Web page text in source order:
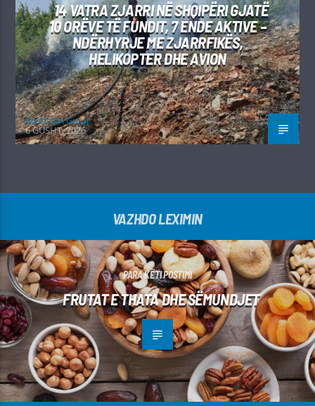
14 VATRA ZJARRI NË SHQIPËRI GJATË
10 ORËVE TË FUNDIT, 7 ENDE AKTIVE –
NDËRHYRJE ME ZJARRFIKËS,
HELIKOPTER DHE AVION
Kushtrim Guraj
6 GUSHT, 2026
VAZHDO LEXIMIN
PARA KËTI POSTIMI
FRUTAT E THATA DHE SËMUNDJET